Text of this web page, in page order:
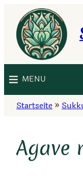
Inhalt
springen
MENU
Startseite »
Agave